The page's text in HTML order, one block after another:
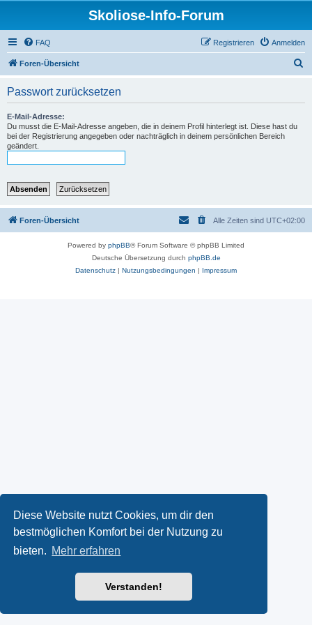
Diese Website nutzt Cookies, um dir den
bestmöglichen Komfort bei der Nutzung zu
bieten. Mehr erfahren
Verstanden!
Skoliose-Info-Forum
FAQ Anmelden
Registrieren
Foren-Übersicht
Passwort zurücksetzen
E-Mail-Adresse:
Du musst die E-Mail-Adresse angeben, die in deinem Profil hinterlegt ist. Diese hast du
bei der Registrierung angegeben oder nachträglich in deinem persönlichen Bereich
geändert.
Foren-Übersicht Alle Zeiten sind UTC+02:00
Powered by phpBB® Forum Software © phpBB Limited
Deutsche Übersetzung durch phpBB.de
Datenschutz | Nutzungsbedingungen | Impressum